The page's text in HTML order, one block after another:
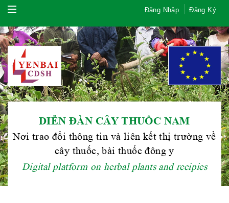
Đăng Nhập Đăng Ký
DIỄN ĐÀN CÂY THUỐC NAM
Nơi trao đổi thông tin và liên kết thị trường về
cây thuốc, bài thuốc đông y
Digital platform on herbal plants and recipies
Phái đoàn Liên minh Châu Âu tại